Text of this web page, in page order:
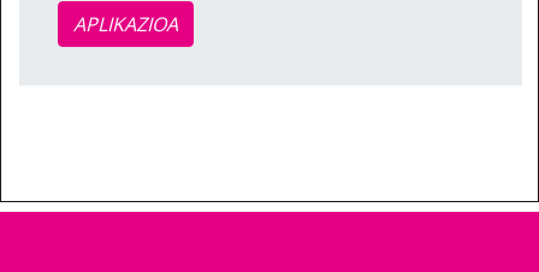
APLIKAZIOA